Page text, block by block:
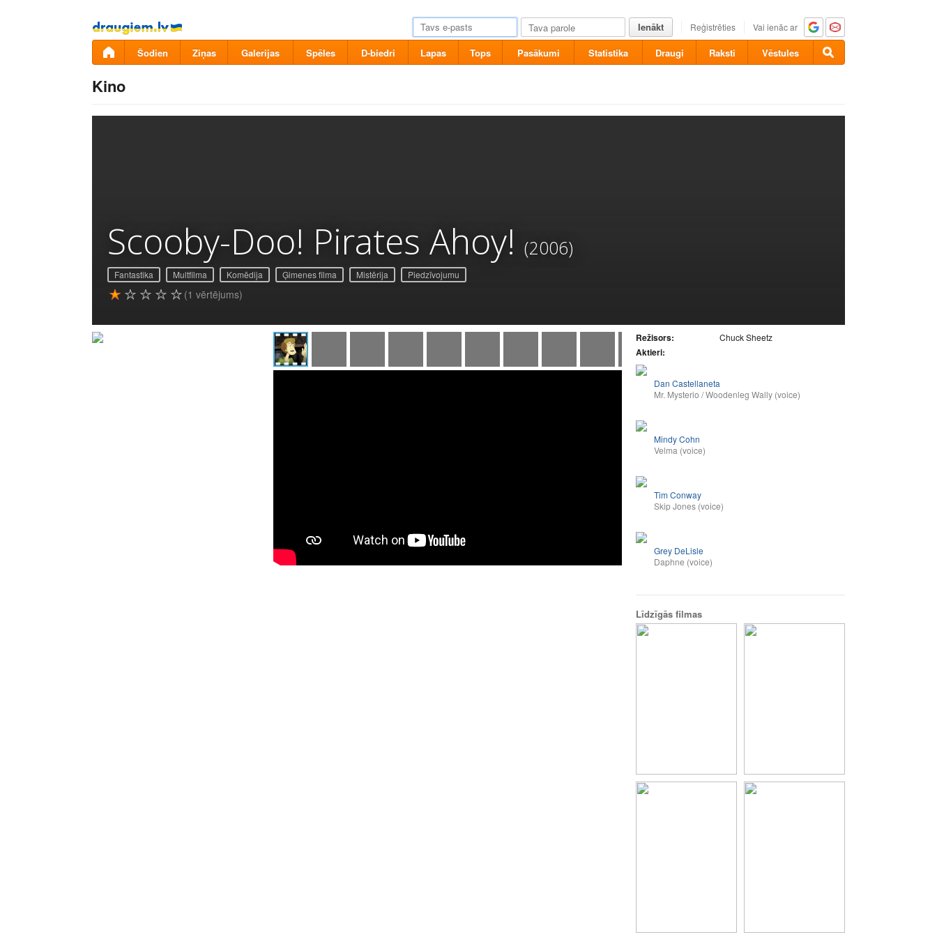
Pāriet
uz
saturu
Ienākt Reģistrēties Vai ienāc ar
Šodien Ziņas Galerijas Spēles D-biedri Lapas Tops Pasākumi Statistika Draugi Raksti Vēstules
Kino
Scooby-Doo! Pirates Ahoy! (2006)
Fantastika Multfilma Komēdija Ģimenes filma Mistērija Piedzīvojumu
(1 vērtējums)
Režisors: Chuck Sheetz
Aktieri:
Dan Castellaneta
Mr. Mysterio / Woodenleg Wally (voice)
Mindy Cohn
Velma (voice)
Tim Conway
Skip Jones (voice)
Grey DeLisle
Daphne (voice)
Līdzīgās filmas